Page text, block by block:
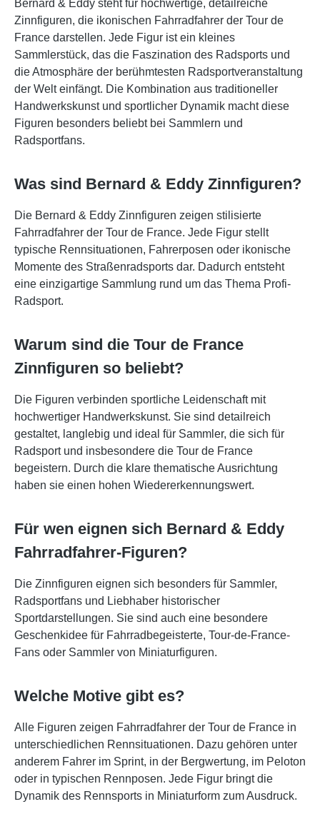
Bernard & Eddy steht für hochwertige, detailreiche
Zinnfiguren, die ikonischen Fahrradfahrer der Tour de
France darstellen. Jede Figur ist ein kleines
Sammlerstück, das die Faszination des Radsports und
die Atmosphäre der berühmtesten Radsportveranstaltung
der Welt einfängt. Die Kombination aus traditioneller
Handwerkskunst und sportlicher Dynamik macht diese
Figuren besonders beliebt bei Sammlern und
Radsportfans.
Was sind Bernard & Eddy Zinnfiguren?
Die Bernard & Eddy Zinnfiguren zeigen stilisierte
Fahrradfahrer der Tour de France. Jede Figur stellt
typische Rennsituationen, Fahrerposen oder ikonische
Momente des Straßenradsports dar. Dadurch entsteht
eine einzigartige Sammlung rund um das Thema Profi-
Radsport.
Warum sind die Tour de France
Zinnfiguren so beliebt?
Die Figuren verbinden sportliche Leidenschaft mit
hochwertiger Handwerkskunst. Sie sind detailreich
gestaltet, langlebig und ideal für Sammler, die sich für
Radsport und insbesondere die Tour de France
begeistern. Durch die klare thematische Ausrichtung
haben sie einen hohen Wiedererkennungswert.
Für wen eignen sich Bernard & Eddy
Fahrradfahrer-Figuren?
Die Zinnfiguren eignen sich besonders für Sammler,
Radsportfans und Liebhaber historischer
Sportdarstellungen. Sie sind auch eine besondere
Geschenkidee für Fahrradbegeisterte, Tour-de-France-
Fans oder Sammler von Miniaturfiguren.
Welche Motive gibt es?
Alle Figuren zeigen Fahrradfahrer der Tour de France in
unterschiedlichen Rennsituationen. Dazu gehören unter
anderem Fahrer im Sprint, in der Bergwertung, im Peloton
oder in typischen Rennposen. Jede Figur bringt die
Dynamik des Rennsports in Miniaturform zum Ausdruck.